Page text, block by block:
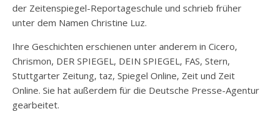
der Zeitenspiegel-Reportageschule und schrieb früher
unter dem Namen Christine Luz.
Ihre Geschichten erschienen unter anderem in Cicero,
Chrismon, DER SPIEGEL , DEIN SPIEGEL , FAS, Stern,
Stuttgarter Zeitung, taz, Spiegel Online, Zeit und Zeit
Online. Sie hat außerdem für die Deutsche Presse-Agentur
gearbeitet.